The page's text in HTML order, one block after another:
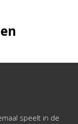
speelt in de